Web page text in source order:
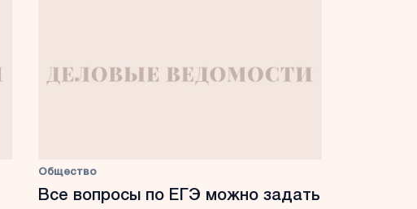
Общество
Все вопросы по ЕГЭ можно задать